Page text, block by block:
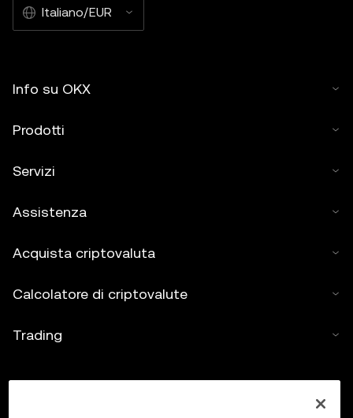
Italiano/EUR
Info su OKX
Prodotti
Servizi
Assistenza
Acquista criptovaluta
Calcolatore di criptovalute
Trading